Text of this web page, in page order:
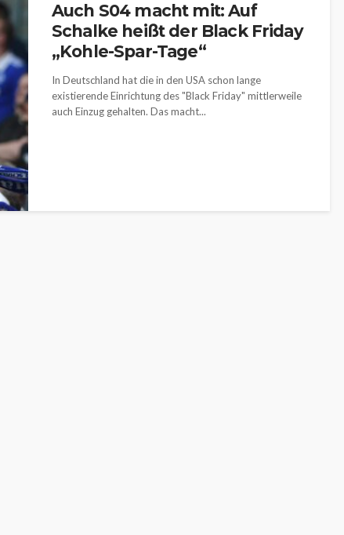
Auch S04 macht mit: Auf
Schalke heißt der Black Friday
„Kohle-Spar-Tage“
In Deutschland hat die in den USA schon lange
existierende Einrichtung des "Black Friday" mittlerweile
auch Einzug gehalten. Das macht...